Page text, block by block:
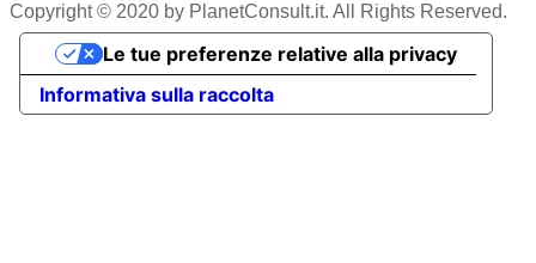
Copyright © 2020 by PlanetConsult.it. All Rights Reserved.
Informativa sulla raccolta
Le tue preferenze relative alla privacy